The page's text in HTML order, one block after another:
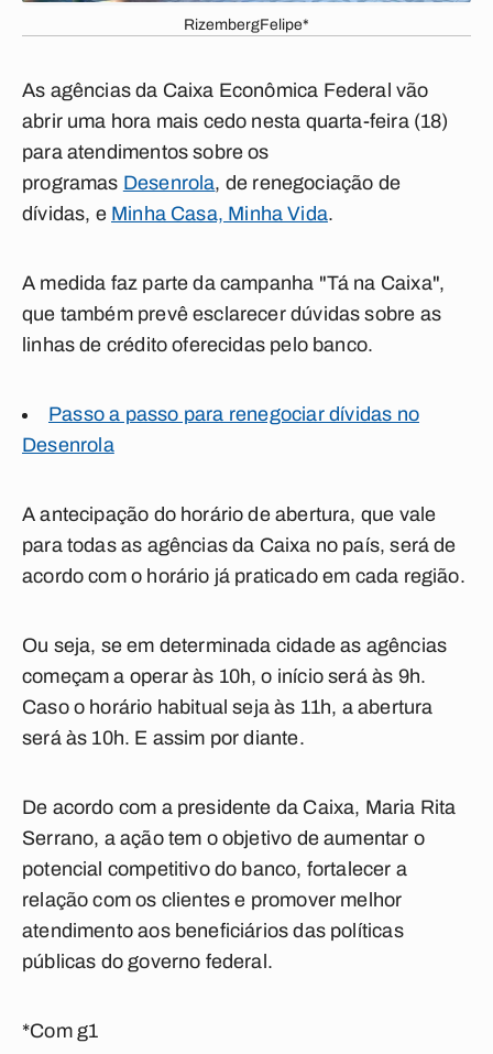
RizembergFelipe*
As agências da Caixa Econômica Federal vão
abrir uma hora mais cedo nesta quarta-feira (18)
para atendimentos sobre os
programas Desenrola, de renegociação de
dívidas, e Minha Casa, Minha Vida.
A medida faz parte da campanha "Tá na Caixa",
que também prevê esclarecer dúvidas sobre as
linhas de crédito oferecidas pelo banco.
Passo a passo para renegociar dívidas no
Desenrola
A antecipação do horário de abertura, que vale
para todas as agências da Caixa no país, será de
acordo com o horário já praticado em cada região.
Ou seja, se em determinada cidade as agências
começam a operar às 10h, o início será às 9h.
Caso o horário habitual seja às 11h, a abertura
será às 10h. E assim por diante.
De acordo com a presidente da Caixa, Maria Rita
Serrano, a ação tem o objetivo de aumentar o
potencial competitivo do banco, fortalecer a
relação com os clientes e promover melhor
atendimento aos beneficiários das políticas
públicas do governo federal.
*Com g1